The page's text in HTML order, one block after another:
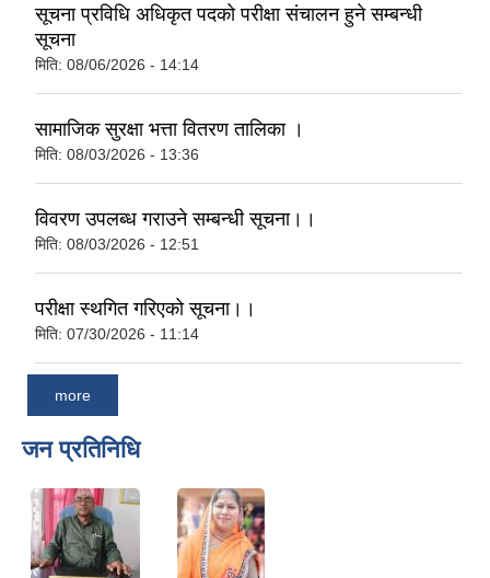
सूचना प्रविधि अधिकृत पदको परीक्षा संचालन हुने सम्बन्धी
सूचना
मिति: 08/06/2026 - 14:14
सामाजिक सुरक्षा भत्ता वितरण तालिका ।
मिति: 08/03/2026 - 13:36
विवरण उपलब्ध गराउने सम्बन्धी सूचना।।
मिति: 08/03/2026 - 12:51
परीक्षा स्थगित गरिएको सूचना।।
मिति: 07/30/2026 - 11:14
more
जन प्रतिनिधि